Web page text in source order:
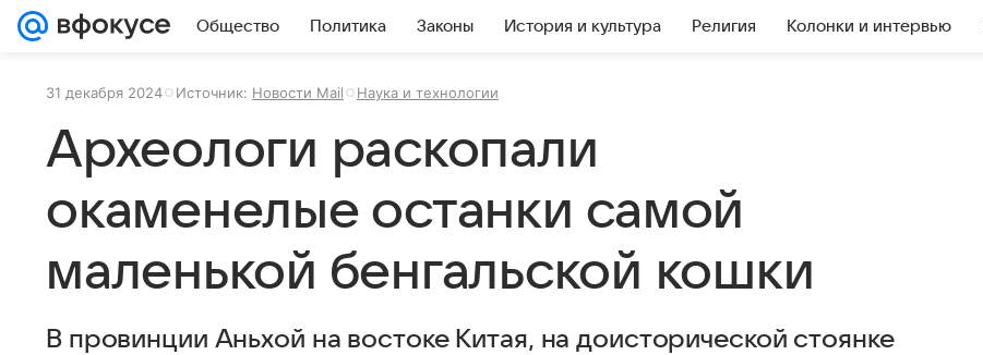
Общество Политика Законы История и культура Религия Колонки и интервью
31 декабря 2024 Источник: Новости Mail Наука и технологии
Археологи раскопали
окаменелые останки самой
маленькой бенгальской кошки
В провинции Аньхой на востоке Китая, на доисторической стоянке